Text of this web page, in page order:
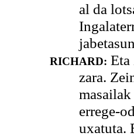
al da
RICHARD: Eta
zara.
errege-
uxatuta.